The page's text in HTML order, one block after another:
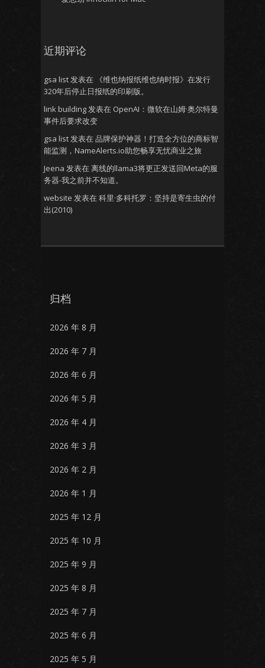
近期评论
gsa list发表在
《维也纳报纸维也纳时报》在发行
320年后停止日报纸的印刷版。
link building发表在 OpenAI：微软在山姆·奥尔特曼
事件后要求改变
gsa list发表在 品牌保护神器！打造全方位的商标智
能监测，NameAlerts.io助您畅享无忧商业之旅
Jeena 发表在 离线的llama3将更正发送回Meta的服
务器-我之前并不知道。
website 发表在 科里·多科托罗：坚持是寄生虫的付
出(2010)
归档
2026 年 8 月
2026 年 7 月
2026 年 6 月
2026 年 5 月
2026 年 4 月
2026 年 3 月
2026 年 2 月
2026 年 1 月
2025 年 12 月
2025 年 10 月
2025 年 9 月
2025 年 8 月
2025 年 7 月
2025 年 6 月
2025 年 5 月